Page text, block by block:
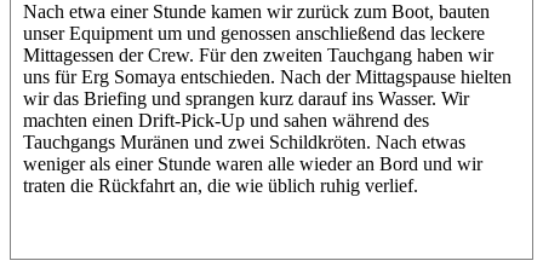
Nach etwa einer Stunde kamen wir zurück zum Boot, bauten
unser Equipment um und genossen anschließend das leckere
Mittagessen der Crew. Für den zweiten Tauchgang haben wir
uns für Erg Somaya entschieden. Nach der Mittagspause hielten
wir das Briefing und sprangen kurz darauf ins Wasser. Wir
machten einen Drift-Pick-Up und sahen während des
Tauchgangs Muränen und zwei Schildkröten. Nach etwas
weniger als einer Stunde waren alle wieder an Bord und wir
traten die Rückfahrt an, die wie üblich ruhig verlief.